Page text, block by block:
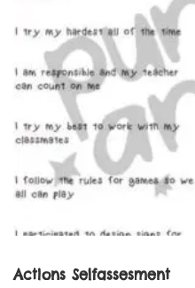
Actions Selfassesment